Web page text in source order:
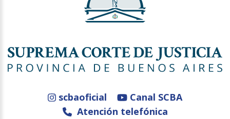
scbaoficial
Canal SCBA
Atención telefónica